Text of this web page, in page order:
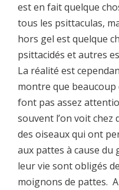
est en fait quelque
tous les psittaculas,
hors gel est quelque
psittacidés et autres
La réalité est
montre que
font pas assez
souvent l’on voit chez
des oiseaux qui ont
aux pattes à cause du
leur vie sont obligés
moignons de pattes.